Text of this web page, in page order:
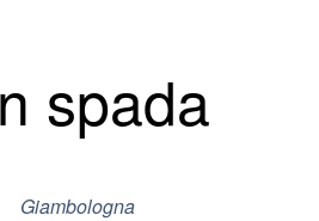
spada
Giambologna